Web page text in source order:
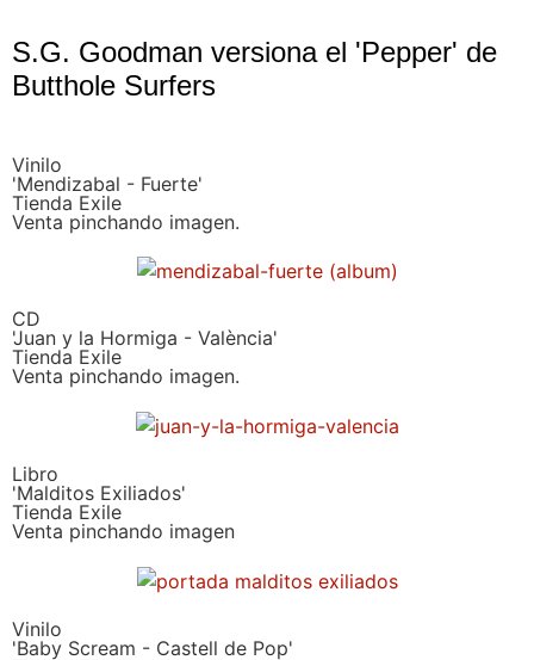
S.G. Goodman versiona el 'Pepper' de
Butthole Surfers
Vinilo
'Mendizabal - Fuerte'
Tienda Exile
Venta pinchando imagen.
CD
'Juan y la Hormiga - València'
Tienda Exile
Venta pinchando imagen.
Libro
'Malditos Exiliados'
Tienda Exile
Venta pinchando imagen
Vinilo
'Baby Scream - Castell de Pop'